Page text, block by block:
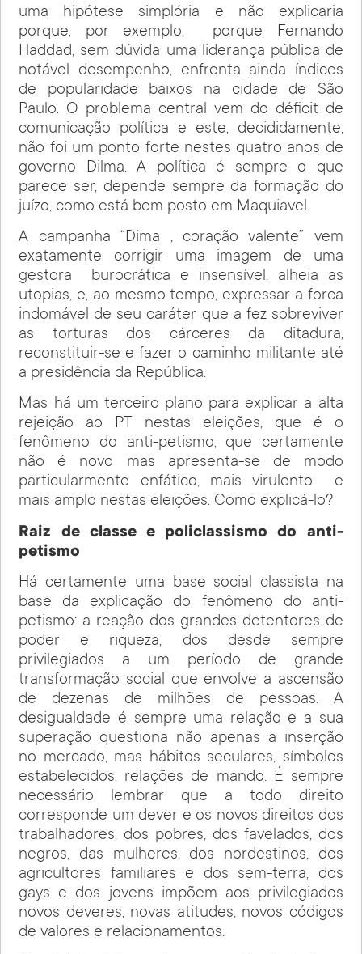
uma hipótese simplória e não explicaria
porque, por exemplo, porque Fernando
Haddad, sem dúvida uma liderança pública de
notável desempenho, enfrenta ainda índices
de popularidade baixos na cidade de São
Paulo. O problema central vem do déficit de
comunicação política e este, decididamente,
não foi um ponto forte nestes quatro anos de
governo Dilma. A política é sempre o que
parece ser, depende sempre da formação do
juízo, como está bem posto em Maquiavel.
A campanha “Dima , coração valente” vem
exatamente corrigir uma imagem de uma
gestora burocrática e insensível, alheia as
utopias, e, ao mesmo tempo, expressar a forca
indomável de seu caráter que a fez sobreviver
as torturas dos cárceres da ditadura,
reconstituir-se e fazer o caminho militante até
a presidência da República.
Mas há um terceiro plano para explicar a alta
rejeição ao PT nestas eleições, que é o
fenômeno do anti-petismo, que certamente
não é novo mas apresenta-se de modo
particularmente enfático, mais virulento e
mais amplo nestas eleições. Como explicá-lo?
Raiz de classe e policlassismo do anti-
petismo
Há certamente uma base social classista na
base da explicação do fenômeno do anti-
petismo: a reação dos grandes detentores de
poder e riqueza, dos desde sempre
privilegiados a um período de grande
transformação social que envolve a ascensão
de dezenas de milhões de pessoas. A
desigualdade é sempre uma relação e a sua
superação questiona não apenas a inserção
no mercado, mas hábitos seculares, símbolos
estabelecidos, relações de mando. É sempre
necessário lembrar que a todo direito
corresponde um dever e os novos direitos dos
trabalhadores, dos pobres, dos favelados, dos
negros, das mulheres, dos nordestinos, dos
agricultores familiares e dos sem-terra, dos
gays e dos jovens impõem aos privilegiados
novos deveres, novas atitudes, novos códigos
de valores e relacionamentos.